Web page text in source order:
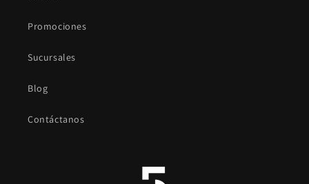
Promociones
Sucursales
Blog
Contáctanos